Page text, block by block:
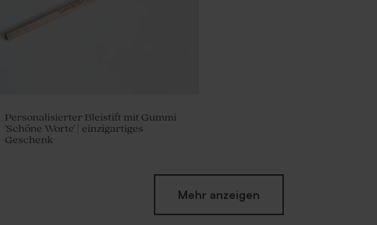
Personalisierter Bleistift mit Gummi
'Schöne Worte' | einzigartiges
Geschenk
Mehr anzeigen